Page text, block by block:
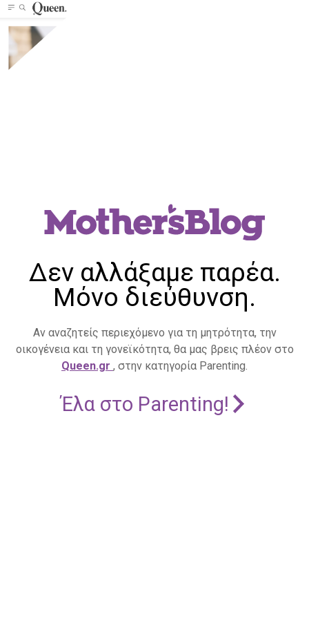
Δεν αλλάξαμε παρέα.
Μόνο διεύθυνση.
Αν αναζητείς περιεχόμενο για τη μητρότητα, την
οικογένεια και τη γονεϊκότητα, θα μας βρεις πλέον στο
Queen.gr , στην κατηγορία Parenting.
Έλα στο Parenting!